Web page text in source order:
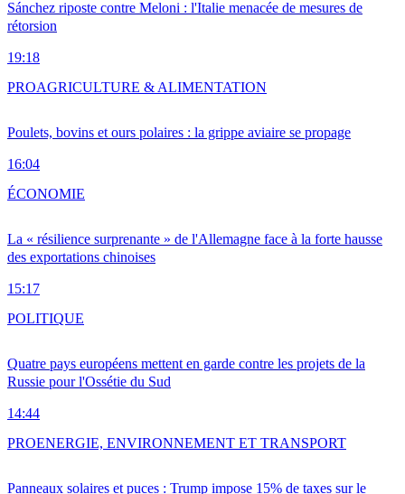
Sánchez riposte contre Meloni : l'Italie menacée de mesures de
rétorsion
19:18
Poulets, bovins et ours polaires : la grippe aviaire se propage
16:04
PROAGRICULTURE & ALIMENTATION
La « résilience surprenante » de l'Allemagne face à la forte hausse
des exportations chinoises
15:17
ÉCONOMIE
Quatre pays européens mettent en garde contre les projets de la
Russie pour l'Ossétie du Sud
14:44
POLITIQUE
Panneaux solaires et puces : Trump impose 15% de taxes sur le
PROENERGIE, ENVIRONNEMENT ET TRANSPORT